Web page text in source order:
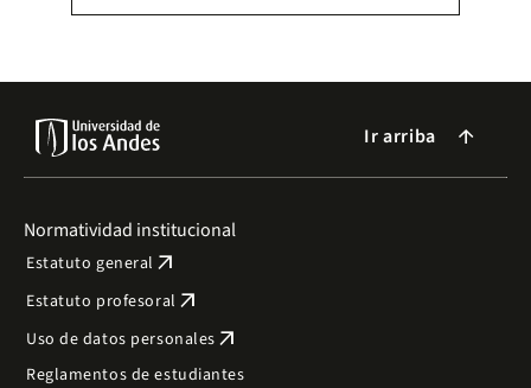
Ir arriba arrow_forward
Normatividad institucional
Estatuto general arrow_outward
Estatuto profesoral arrow_outward
Uso de datos personales arrow_outward
Reglamentos de estudiantes